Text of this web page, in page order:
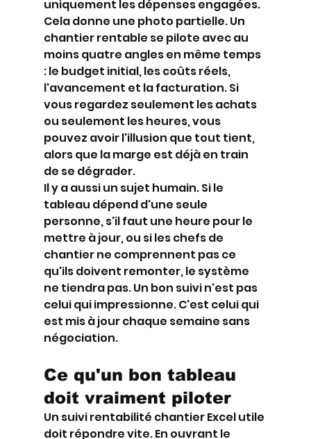
uniquement les dépenses engagées.
Cela donne une photo partielle. Un
chantier rentable se pilote avec au
moins quatre angles en même temps
: le budget initial, les coûts réels,
l'avancement et la facturation. Si
vous regardez seulement les achats
ou seulement les heures, vous
pouvez avoir l'illusion que tout tient,
alors que la marge est déjà en train
de se dégrader.
Il y a aussi un sujet humain. Si le
tableau dépend d'une seule
personne, s'il faut une heure pour le
mettre à jour, ou si les chefs de
chantier ne comprennent pas ce
qu'ils doivent remonter, le système
ne tiendra pas. Un bon suivi n'est pas
celui qui impressionne. C'est celui qui
est mis à jour chaque semaine sans
négociation.
Ce qu'un bon tableau
doit vraiment piloter
Un suivi rentabilité chantier Excel utile
doit répondre vite. En ouvrant le